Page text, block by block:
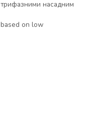
насадним
on low